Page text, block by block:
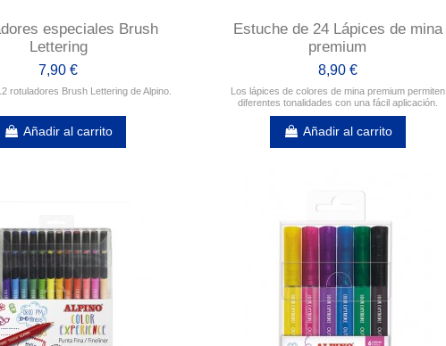
especiales Brush
Lettering
7,90 €
rotuladores Brush Lettering de Alpino.
Añadir al carrito
Estuche de 24 Lápices de mina
premium
8,90 €
Los lápices de colores de mina premium permiten
diferentes tonalidades con una fácil aplicación.
Añadir al carrito